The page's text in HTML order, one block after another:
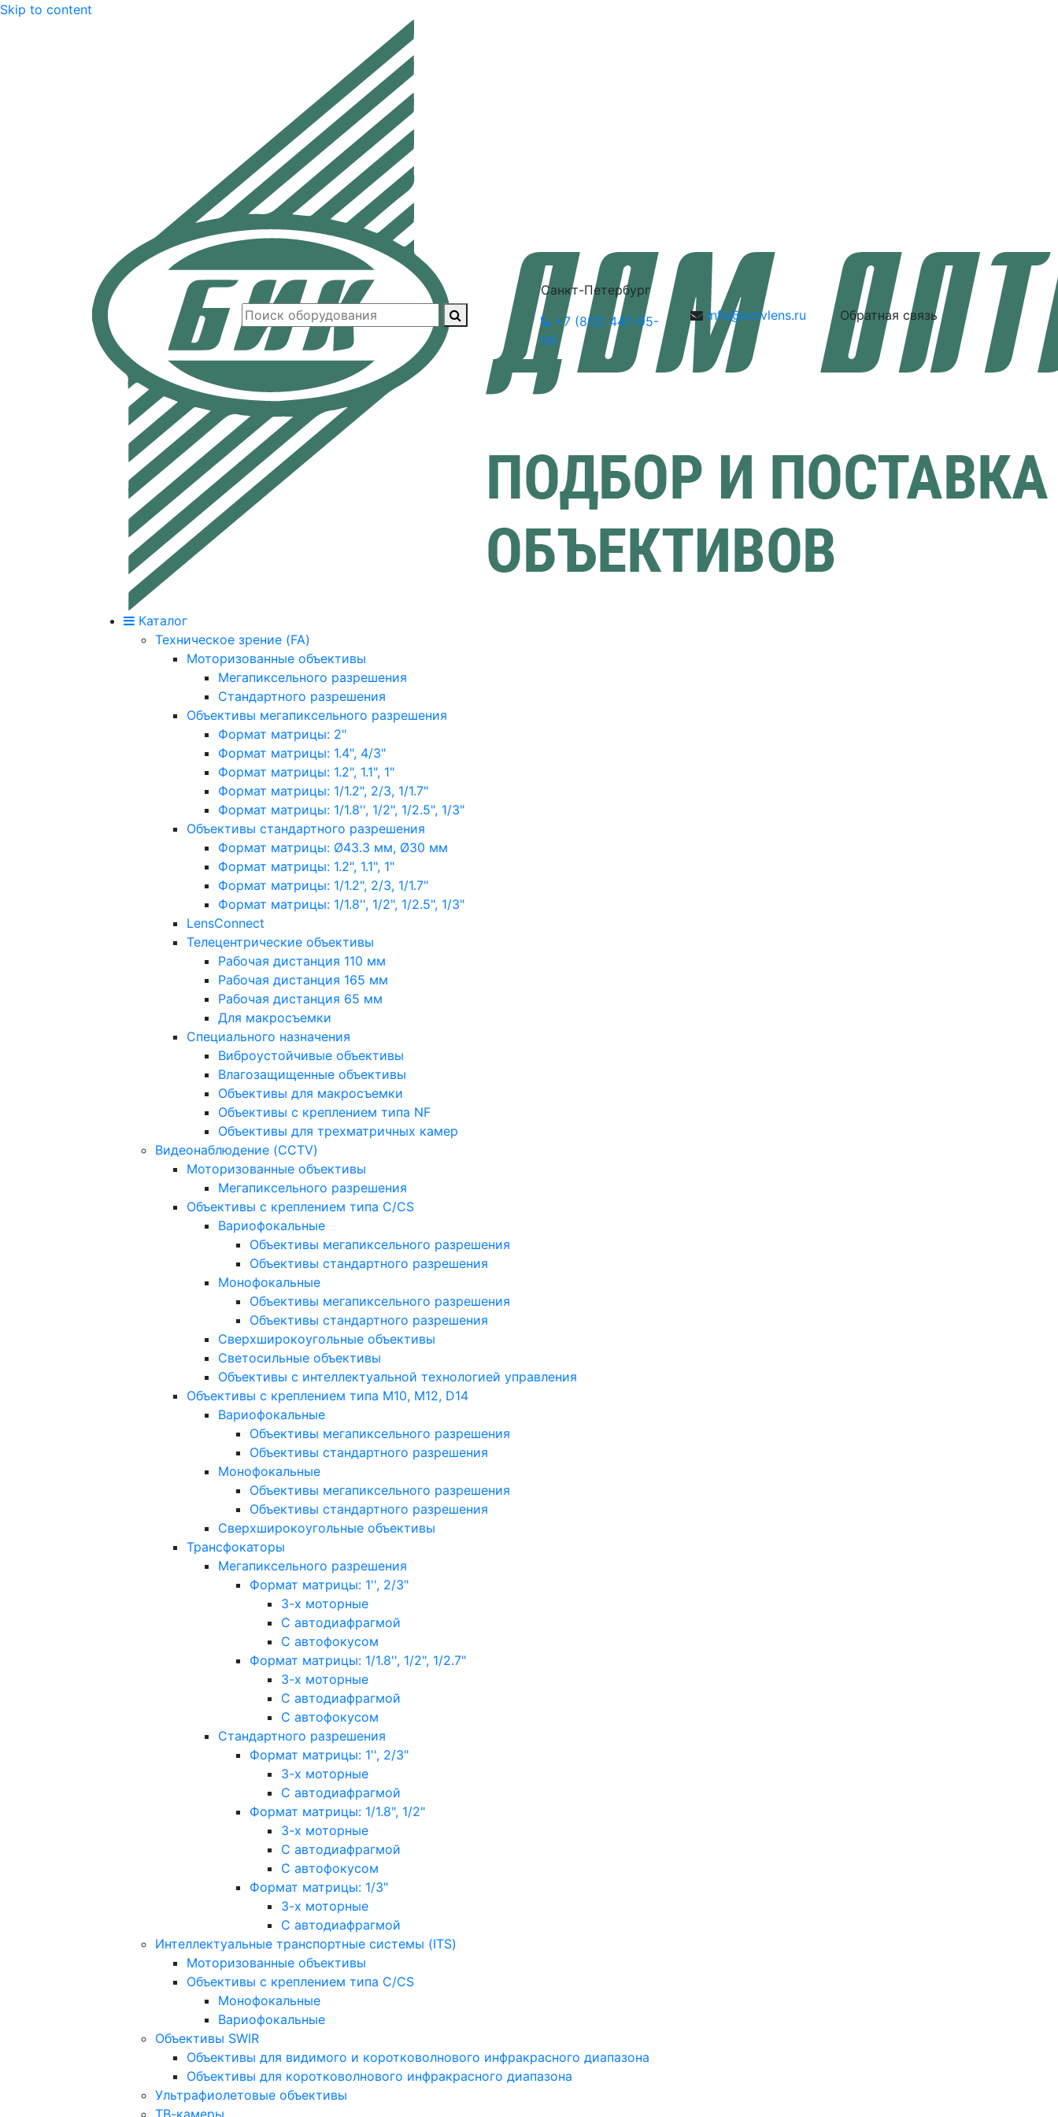
Skip to content
Санкт-Петербург
+7 (812) 447-95-
55
info@cctvlens.ru Обратная связь
Каталог
Техническое зрение (FA)
Моторизованные объективы
Мегапиксельного разрешения
Стандартного разрешения
Объективы мегапиксельного разрешения
Формат матрицы: 2"
Формат матрицы: 1.4", 4/3"
Формат матрицы: 1.2", 1.1", 1"
Формат матрицы: 1/1.2", 2/3, 1/1.7"
Формат матрицы: 1/1.8'', 1/2", 1/2.5", 1/3"
Объективы стандартного разрешения
Формат матрицы: Ø43.3 мм, Ø30 мм
Формат матрицы: 1.2", 1.1", 1"
Формат матрицы: 1/1.2", 2/3, 1/1.7"
Формат матрицы: 1/1.8'', 1/2", 1/2.5", 1/3"
LensConnect
Телецентрические объективы
Рабочая дистанция 110 мм
Рабочая дистанция 165 мм
Рабочая дистанция 65 мм
Для макросъемки
Специального назначения
Виброустойчивые объективы
Влагозащищенные объективы
Объективы для макросъемки
Объективы с креплением типа NF
Объективы для трехматричных камер
Видеонаблюдение (CCTV)
Моторизованные объективы
Мегапиксельного разрешения
Объективы с креплением типа C/CS
Вариофокальные
Объективы мегапиксельного разрешения
Объективы стандартного разрешения
Монофокальные
Объективы мегапиксельного разрешения
Объективы стандартного разрешения
Сверхширокоугольные объективы
Светосильные объективы
Объективы с интеллектуальной технологией управления
Объективы с креплением типа M10, M12, D14
Вариофокальные
Объективы мегапиксельного разрешения
Объективы стандартного разрешения
Монофокальные
Объективы мегапиксельного разрешения
Объективы стандартного разрешения
Сверхширокоугольные объективы
Трансфокаторы
Мегапиксельного разрешения
Формат матрицы: 1'', 2/3"
3-х моторные
С автодиафрагмой
С автофокусом
Формат матрицы: 1/1.8'', 1/2", 1/2.7"
3-х моторные
С автодиафрагмой
С автофокусом
Стандартного разрешения
Формат матрицы: 1'', 2/3"
3-х моторные
С автодиафрагмой
Формат матрицы: 1/1.8", 1/2"
3-х моторные
С автодиафрагмой
С автофокусом
Формат матрицы: 1/3"
3-х моторные
С автодиафрагмой
Интеллектуальные транспортные системы (ITS)
Моторизованные объективы
Объективы с креплением типа C/CS
Монофокальные
Вариофокальные
Объективы SWIR
Объективы для видимого и коротковолнового инфракрасного диапазона
Объективы для коротковолнового инфракрасного диапазона
Ультрафиолетовые объективы
ТВ-камеры